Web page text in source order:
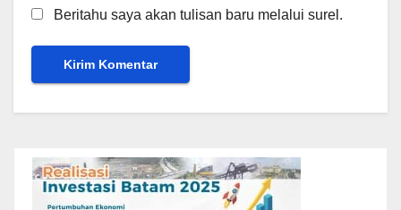
Beritahu saya akan tulisan baru melalui surel.